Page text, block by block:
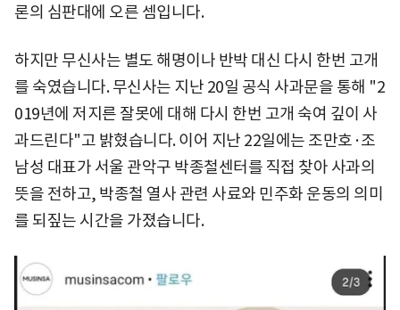
론의 심판대에 오른 셈입니다.
하지만 무신사는 별도 해명이나 반박 대신 다시 한번 고개
를 숙였습니다. 무신사는 지난 20일 공식 사과문을 통해 "2
019년에 저지른 잘못에 대해 다시 한번 고개 숙여 깊이 사
과드린다"고 밝혔습니다. 이어 지난 22일에는 조만호·조
남성 대표가 서울 관악구 박종철센터를 직접 찾아 사과의
뜻을 전하고, 박종철 열사 관련 사료와 민주화 운동의 의미
를 되짚는 시간을 가졌습니다.